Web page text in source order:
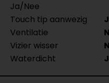
Ja/Nee
Touch tip aanwezig
Ventilatie
Vizier wisser
Waterdicht